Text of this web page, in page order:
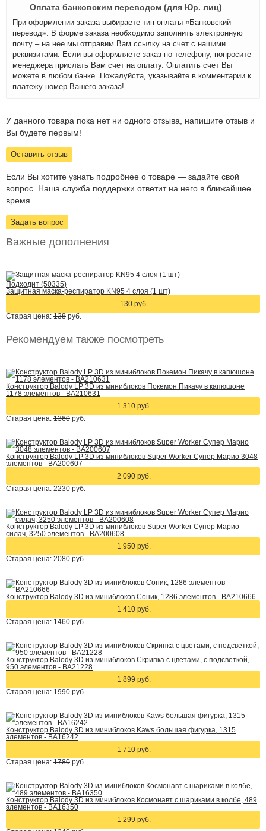
Оплата банковским переводом (для Юр. лиц)
При оформлении заказа выбираете тип оплаты «Банковский
перевод». В форме заказа необходимо заполнить электронную
почту – на нее мы отправим Вам ссылку на счет с нашими
реквизитами. Если вы оформляете заказ по телефону, попросите
менеджера прислать Вам счет на оплату. Оплатить счет Вы
можете в любом банке. Пожалуйста, указывайте в комментарии к
платежу номер Вашего заказа!
У данного товара пока нет ни одного отзыва, напишите отзыв и
Вы будете первым!
Оставить отзыв
Если Вы хотите узнать подробнее о товаре — задайте свой
вопрос. Наша служба поддержки ответит на него в ближайшее
время.
Задать вопрос
Важные дополнения
Подходит (50335)
Защитная маска-респиратор KN95 4 слоя (1 шт)
130 руб.
Старая цена: 138 руб.
Рекомендуем также посмотреть
Конструктор Balody LP 3D из миниблоков Покемон Пикачу в капюшоне
1178 элементов - BA210631
1 310 руб.
Старая цена: 1360 руб.
Конструктор Balody LP 3D из миниблоков Super Worker Супер Марио 3048
элементов - BA200607
2 090 руб.
Старая цена: 2230 руб.
Конструктор Balody LP 3D из миниблоков Super Worker Супер Марио
силач, 3250 элементов - BA200608
1 950 руб.
Старая цена: 2080 руб.
Конструктор Balody 3D из миниблоков Соник, 1286 элементов - BA210666
1 410 руб.
Старая цена: 1460 руб.
Конструктор Balody 3D из миниблоков Скрипка с цветами, с подсветкой,
950 элементов - BA21228
1 899 руб.
Старая цена: 1990 руб.
Конструктор Balody 3D из миниблоков Kaws большая фигурка, 1315
элементов - BA16242
1 710 руб.
Старая цена: 1780 руб.
Конструктор Balody 3D из миниблоков Космонавт с шариками в колбе, 489
элементов - BA16350
1 299 руб.